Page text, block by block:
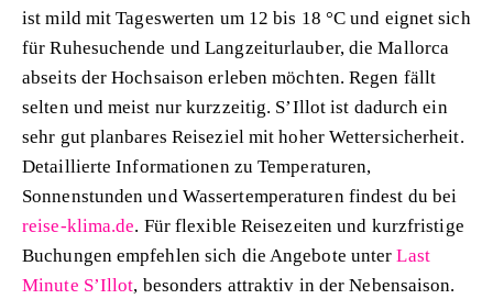
ist mild mit Tageswerten um 12 bis 18 °C und eignet sich
für Ruhesuchende und Langzeiturlauber, die Mallorca
abseits der Hochsaison erleben möchten. Regen fällt
selten und meist nur kurzzeitig. S’Illot ist dadurch ein
sehr gut planbares Reiseziel mit hoher Wettersicherheit.
Detaillierte Informationen zu Temperaturen,
Sonnenstunden und Wassertemperaturen findest du bei
reise-klima.de. Für flexible Reisezeiten und kurzfristige
Buchungen empfehlen sich die Angebote unterLast
Minute S’Illot, besonders attraktiv in der Nebensaison.